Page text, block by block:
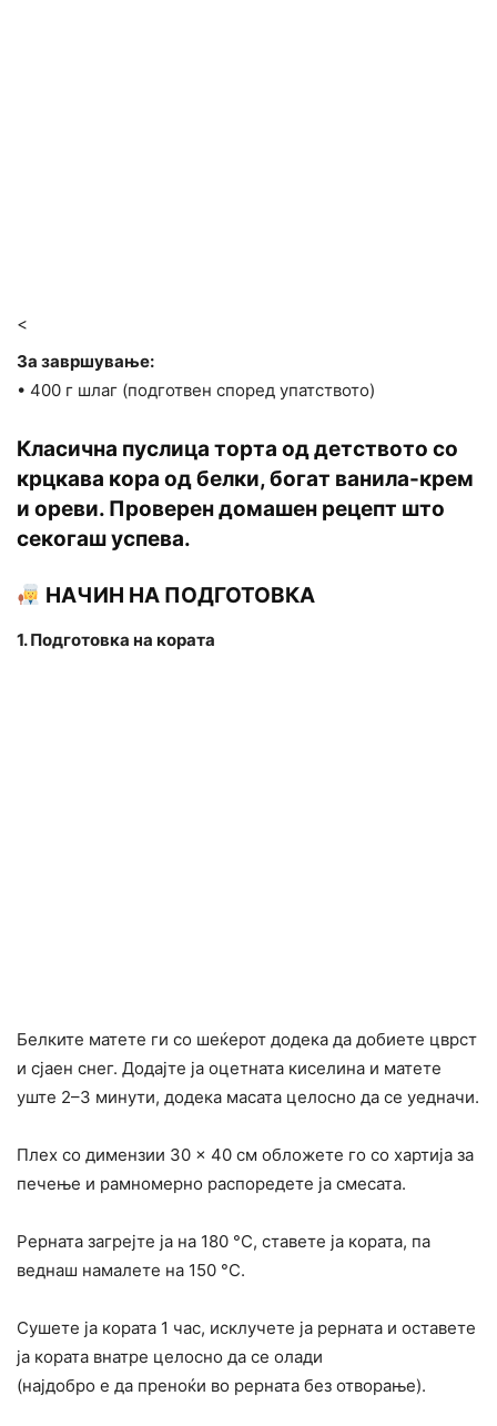
<
За завршување:
• 400 г шлаг (подготвен според упатството)
Класична пуслица торта од детството со
крцкава кора од белки, богат ванила-крем
и ореви. Проверен домашен рецепт што
секогаш успева.
НАЧИН НА ПОДГОТОВКА
1. Подготовка на кората
Белките матете ги со шеќерот додека да добиете цврст
и сјаен снег. Додајте ја оцетната киселина и матете
уште 2–3 минути, додека масата целосно да се уедначи.
Плех со димензии 30 × 40 см обложете го со хартија за
печење и рамномерно распоредете ја смесата.
Рерната загрејте ја на 180 °C, ставете ја кората, па
веднаш намалете на 150 °C.
Сушете ја кората 1 час, исклучете ја рерната и оставете
ја кората внатре целосно да се олади
(најдобро е да преноќи во рерната без отворање).